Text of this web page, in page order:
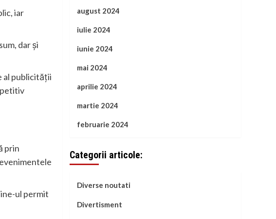
iar
dar și
al publicității
prin
ul permit
august 2024
iulie 2024
iunie 2024
mai 2024
aprilie 2024
martie 2024
februarie 2024
Categorii articole:
Diverse noutati
Divertisment